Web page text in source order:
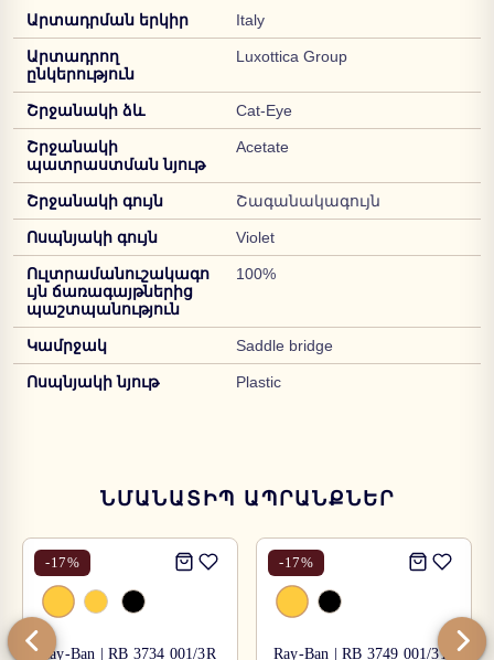
Արտադրման երկիր Italy
Արտադրող
ընկերություն
Luxottica Group
Շրջանակի ձև Cat-Eye
Շրջանակի
պատրաստման նյութ
Acetate
Շրջանակի գույն Շագանակագույն
Ոսպնյակի գույն Violet
Ուլտրամանուշակագո
ւյն ճառագայթներից
պաշտպանություն
100%
Կամրջակ Saddle bridge
Ոսպնյակի նյութ Plastic
ՆՄԱՆԱՏԻՊ ԱՊՐԱՆՔՆԵՐ
-17%
Ray-Ban | RB 3734 001/3R
-17%
Ray-Ban | RB 3749 001/31